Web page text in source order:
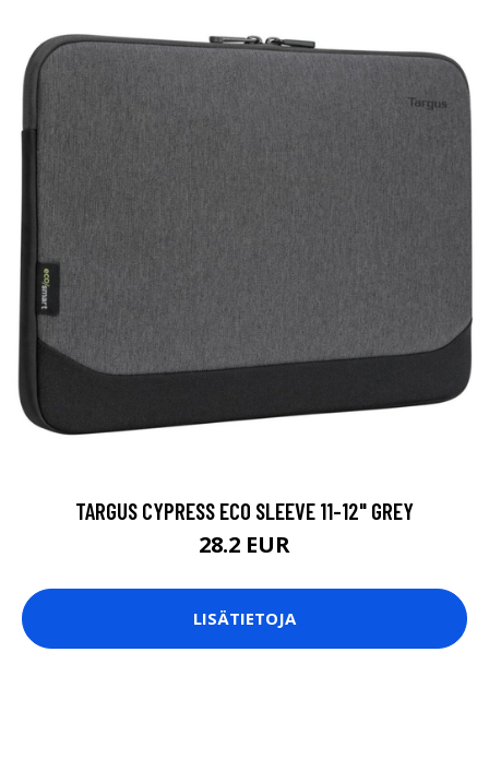
TARGUS CYPRESS ECO SLEEVE 11-12" GREY
28.2 EUR
LISÄTIETOJA